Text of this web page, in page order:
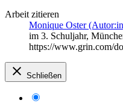
Arbeit zitieren
Monique Oster
im 3. Schuljahr,
https://www.grin.com/
Schließen